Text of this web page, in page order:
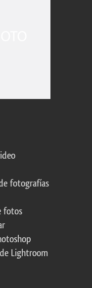
fotografías
fotos
Lightroom